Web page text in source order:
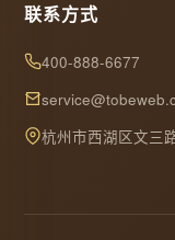
联系方式
400-888-6677
杭州市西湖区文三